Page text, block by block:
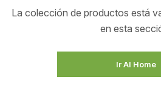
La colección de productos está
en esta
Ir Al Home